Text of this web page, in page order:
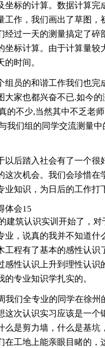
坐标的计算。数据计算完
工作，我们画出了草图，
经过一天的测量搞定了碎
坐标计算。由于计算量较
时间。
组员的和谐工作我们也完
大家也都兴奋不已.如今的
的不少,当然其中不乏老
我们组的同学交流测量中
以后踏入社会有了一个很
这次机会。我们会珍惜在
业知识，为日后的工作打
体会15
建筑认识实训开始了，对
业，说真的我并不知道什
工程有了基本的感性认识
感性认识上升到理性认识
专业知识学扎实的。
我们全专业的同学在徐州
这次认识实习应该是一个
么是剪力墙，什么是基坑
在工地上能亲眼目睹的，